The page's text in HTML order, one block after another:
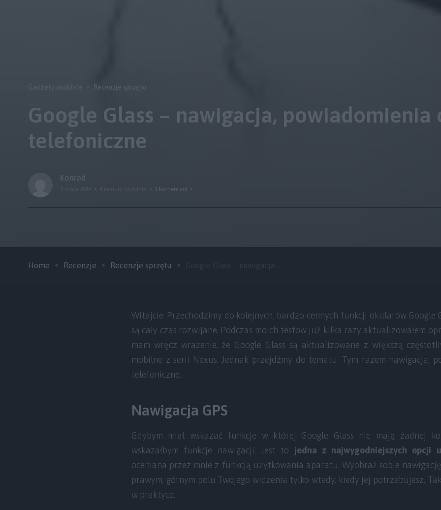
Recenzje sprzętu
Google Glass – nawigacja, powiadomienia
telefoniczne
Konrad
1 komentarz
Home Recenzje Recenzje sprzętu
Witajcie. Przechodzimy do kolejnych, bardzo cennych funkcji okularów Google
są cały czas rozwijane. Podczas moich testów już kilka razy aktualizowałem
mam wręcz wrażenie, że Google Glass są aktualizowane z większą
mobilne z serii Nexus. Jednak przejdźmy do tematu. Tym razem nawigacja,
telefoniczne.
Nawigacja GPS
Gdybym miał wskazać funkcje w której Google Glass nie mają żadnej
wskazałbym funkcje nawigacji. Jest to jedna z najwygodniejszych opcji
oceniana przez mnie z funkcją użytkowania aparatu. Wyobraź sobie
prawym, górnym polu Twojego widzenia tylko wtedy, kiedy jej potrzebujesz.
w praktyce.